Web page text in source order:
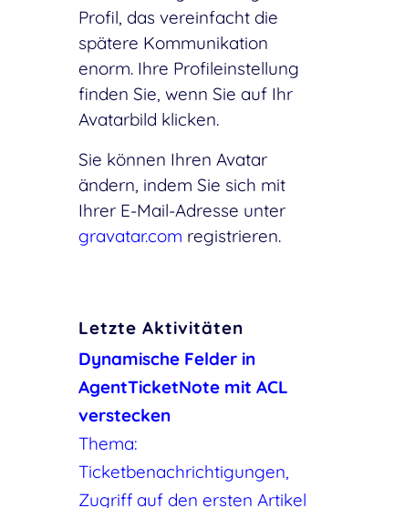
Profil, das vereinfacht die
spätere Kommunikation
enorm. Ihre Profileinstellung
finden Sie, wenn Sie auf Ihr
Avatarbild klicken.
Sie können Ihren Avatar
ändern, indem Sie sich mit
Ihrer E-Mail-Adresse unter
gravatar.com registrieren.
Letzte Aktivitäten
Dynamische Felder in
AgentTicketNote mit ACL
verstecken
Thema:
Ticketbenachrichtigungen,
Zugriff auf den ersten Artikel